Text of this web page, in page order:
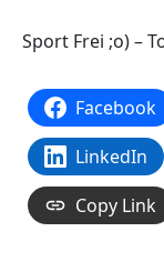
Sport Frei ;o) –
Facebook
LinkedIn
Copy Link